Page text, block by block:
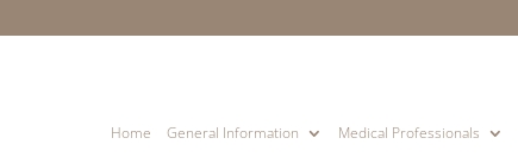
Home General Information Medical Professionals